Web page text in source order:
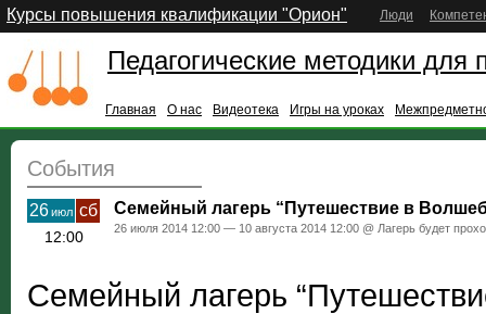
Курсы повышения квалификации "Орион" Люди
Педагогические методики для
Главная О нас Видеотека Игры на уроках
События
26июл сб
12:00
Семейный лагерь “Путешествие в
26 июля 2014 12:00 — 10 августа 2014 12:00 @ Лагерь будет
Семейный лагерь